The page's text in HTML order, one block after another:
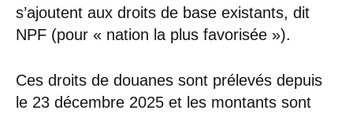
s’ajoutent aux droits de base existants, dit
NPF (pour « nation la plus favorisée »).
Ces droits de douanes sont prélevés depuis
le 23 décembre 2025 et les montants sont